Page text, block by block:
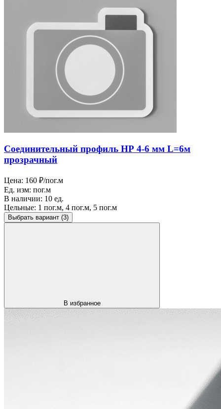
Соединительный профиль НР 4-6 мм L=6м
прозрачный
Цена: 160 ₽/пог.м
Ед. изм: пог.м
В наличии: 10 ед.
Цельные: 1 пог.м, 4 пог.м, 5 пог.м
Выбрать вариант (3)
В избранное